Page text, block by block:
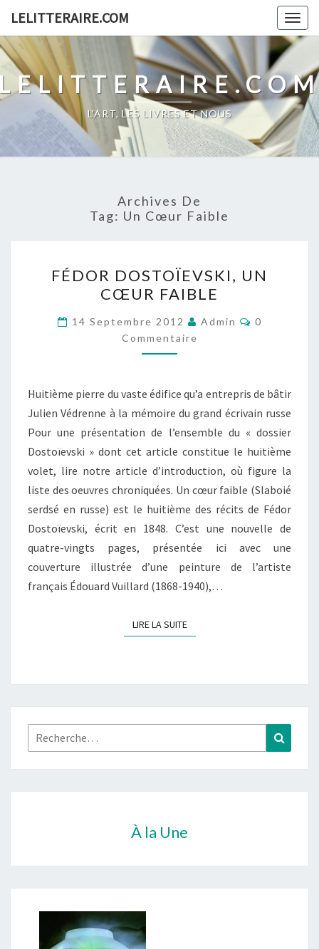
content
LELITTERAIRE.COM
L'ART, LES LIVRES ET NOUS
Archives De
Tag: Un Cœur Faible
DOSTOÏEVSKI,
UN
CŒUR
FAIBLE
FÉDOR DOSTOÏEVSKI, UN
CŒUR FAIBLE
14 Septembre 2012 Admin
0
Commentaire
Huitième pierre du vaste édifice qu’a entrepris de bâtir
Julien Védrenne à la mémoire du grand écrivain russe
Pour une présentation de l’ensemble du « dossier
Dostoïevski » dont cet article constitue le huitième
volet, lire notre article d’introduction, où figure la
liste des oeuvres chroniquées. Un cœur faible (Slaboié
serdsé en russe) est le huitième des récits de Fédor
Dostoïevski, écrit en 1848. C’est une nouvelle de
quatre-vingts pages, présentée ici avec une
couverture illustrée d’une peinture de l’artiste
français Édouard Vuillard (1868-1940),…
LIRE LA SUITELIRE LA SUITE
Rechercher :
À la Une